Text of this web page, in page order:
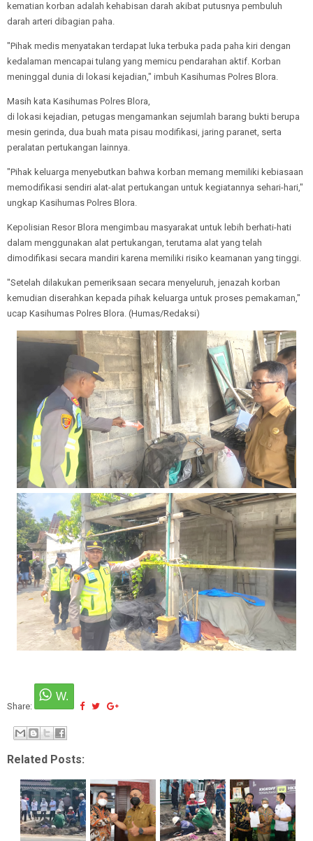
kematian korban adalah kehabisan darah akibat putusnya pembuluh
darah arteri dibagian paha.
"Pihak medis menyatakan terdapat luka terbuka pada paha kiri dengan
kedalaman mencapai tulang yang memicu pendarahan aktif. Korban
meninggal dunia di lokasi kejadian," imbuh Kasihumas Polres Blora.
Masih kata Kasihumas Polres Blora,
di lokasi kejadian, petugas mengamankan sejumlah barang bukti berupa
mesin gerinda, dua buah mata pisau modifikasi, jaring paranet, serta
peralatan pertukangan lainnya.
"Pihak keluarga menyebutkan bahwa korban memang memiliki kebiasaan
memodifikasi sendiri alat-alat pertukangan untuk kegiatannya sehari-hari,"
ungkap Kasihumas Polres Blora.
Kepolisian Resor Blora mengimbau masyarakat untuk lebih berhati-hati
dalam menggunakan alat pertukangan, terutama alat yang telah
dimodifikasi secara mandiri karena memiliki risiko keamanan yang tinggi.
"Setelah dilakukan pemeriksaan secara menyeluruh, jenazah korban
kemudian diserahkan kepada pihak keluarga untuk proses pemakaman,"
ucap Kasihumas Polres Blora. (Humas/Redaksi)
Share:
Related Posts: